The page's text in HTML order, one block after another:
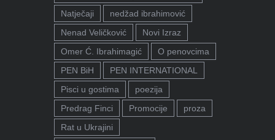
Natječaji
nedžad ibrahimović
Nenad Veličković
Novi Izraz
Omer Ć. Ibrahimagić
O penovcima
PEN BiH
PEN INTERNATIONAL
Pisci u gostima
poezija
Predrag Finci
Promocije
proza
Rat u Ukrajini